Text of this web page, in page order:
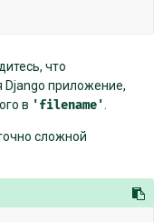
что
Django приложение,
в 'filename'
сложной